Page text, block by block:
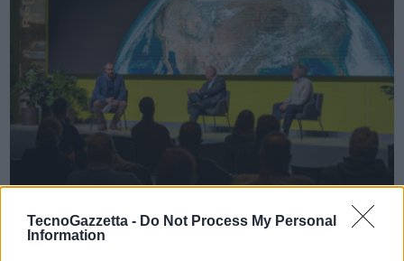
TecnoGazzetta - Do Not Process My Personal
Information
VIEW POST
Audi Re-generate Planet: ad H-FARM il confronto